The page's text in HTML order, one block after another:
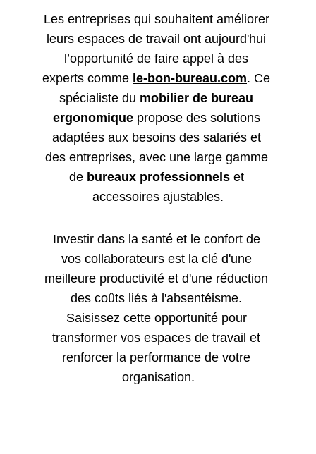
Les entreprises qui souhaitent améliorer
leurs espaces de travail ont aujourd'hui
l’opportunité de faire appel à des
experts comme le-bon-bureau.com. Ce
spécialiste du mobilier de bureau
ergonomique propose des solutions
adaptées aux besoins des salariés et
des entreprises, avec une large gamme
de bureaux professionnels et
accessoires ajustables.
Investir dans la santé et le confort de
vos collaborateurs est la clé d'une
meilleure productivité et d'une réduction
des coûts liés à l'absentéisme.
Saisissez cette opportunité pour
transformer vos espaces de travail et
renforcer la performance de votre
organisation.